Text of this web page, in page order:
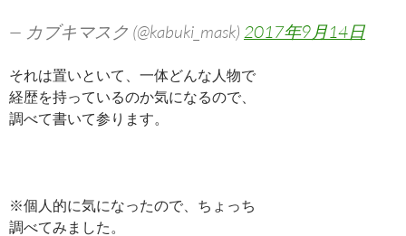
— カブキマスク (@kabuki_mask) 2017年9月14日
それは置いといて、一体どんな人物で
経歴を持っているのか気になるので、
調べて書いて参ります。
※個人的に気になったので、ちょっち
調べてみました。